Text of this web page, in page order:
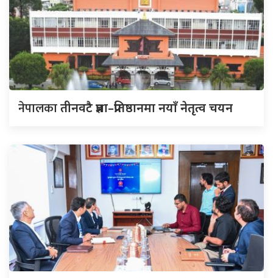
नेपालकातीनवटै प्रज्ञा–प्रतिष्ठानमा नयाँ नेतृत्व चयन